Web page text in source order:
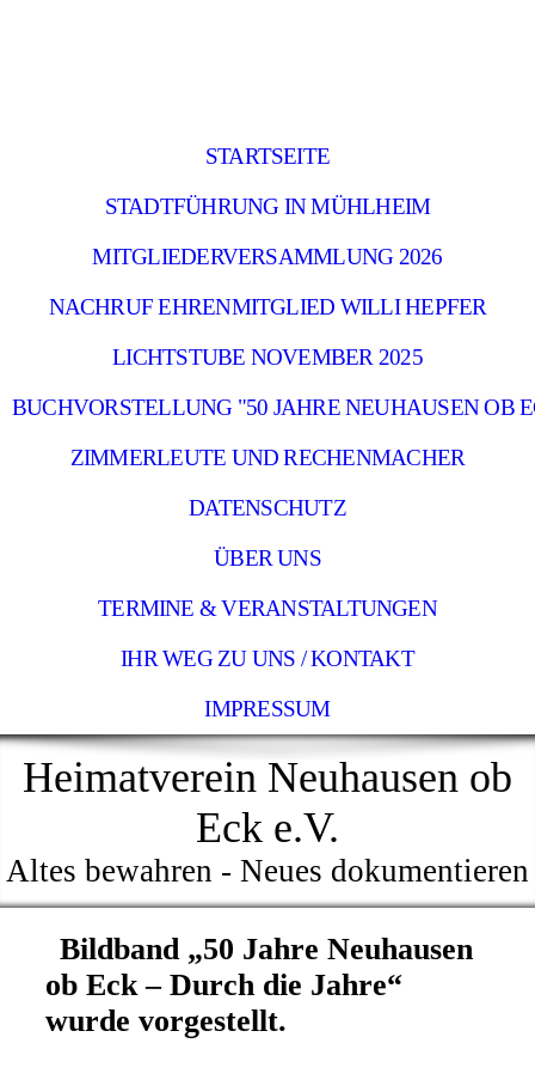
STARTSEITE
STADTFÜHRUNG IN MÜHLHEIM
MITGLIEDERVERSAMMLUNG 2026
NACHRUF EHRENMITGLIED WILLI HEPFER
LICHTSTUBE NOVEMBER 2025
BUCHVORSTELLUNG "50 JAHRE NEUHAUSEN OB
ZIMMERLEUTE UND RECHENMACHER
DATENSCHUTZ
ÜBER UNS
TERMINE & VERANSTALTUNGEN
IHR WEG ZU UNS / KONTAKT
IMPRESSUM
Heimatverein Neuhausen ob
Eck e.V.
Altes bewahren - Neues dokumentieren
Bildband „50 Jahre Neuhausen
ob Eck – Durch die Jahre“
wurde vorgestellt.